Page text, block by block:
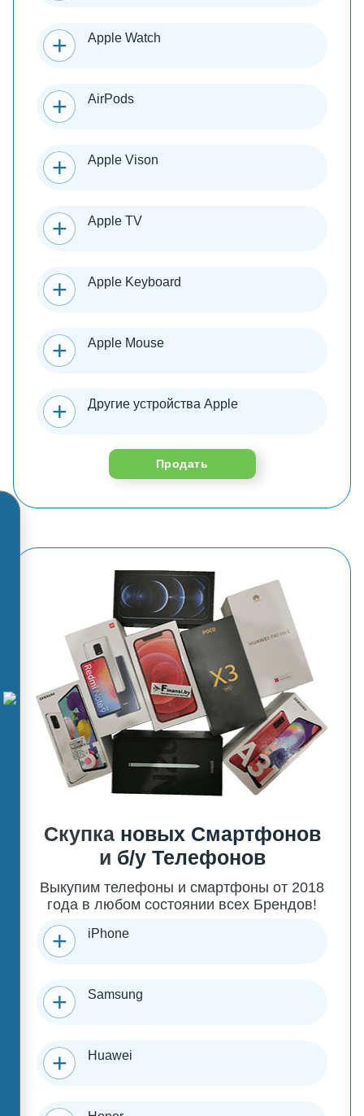
Apple Watch
AirPods
Apple Vison
Apple TV
Apple Keyboard
Apple Mouse
Другие устройства Apple
Продать
Скупка новых Смартфонов
и б/у Телефонов
Выкупим телефоны и смартфоны от 2018
года в любом состоянии всех Брендов!
iPhone
Samsung
Huawei